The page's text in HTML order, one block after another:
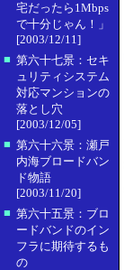
宅だったら1Mbps
で十分じゃん！」
[2003/12/11]
■ 第六十七景：セキ
ュリティシステム
対応マンションの
落とし穴
[2003/12/05]
■ 第六十六景：瀬戸
内海ブロードバン
ド物語
[2003/11/20]
■ 第六十五景：ブロ
ードバンドのイン
フラに期待するも
の